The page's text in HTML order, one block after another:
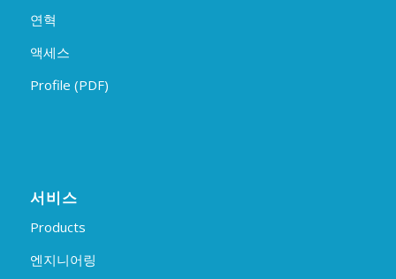
연혁
액세스
Profile (PDF)
서비스
Products
엔지니어링